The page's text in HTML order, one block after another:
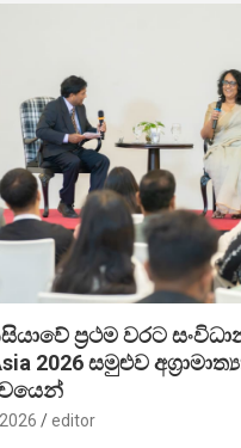
ප්‍රථම වරට
2026 සමුළුව
editor